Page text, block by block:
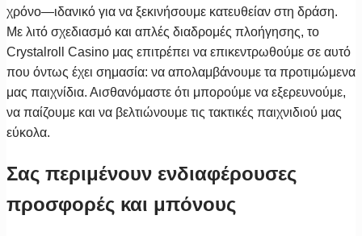
χρόνο—ιδανικό για να ξεκινήσουμε κατευθείαν στη δράση.
Με λιτό σχεδιασμό και απλές διαδρομές πλοήγησης, το
Crystalroll Casino μας επιτρέπει να επικεντρωθούμε σε αυτό
που όντως έχει σημασία: να απολαμβάνουμε τα προτιμώμενα
μας παιχνίδια. Αισθανόμαστε ότι μπορούμε να εξερευνούμε,
να παίζουμε και να βελτιώνουμε τις τακτικές παιχνιδιού μας
εύκολα.
Σας περιμένουν ενδιαφέρουσες
προσφορές και μπόνους